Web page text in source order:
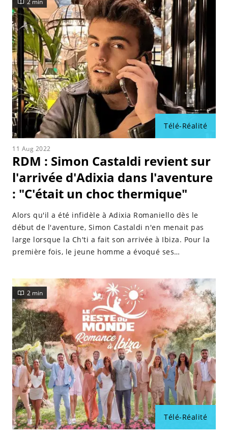
Télé-Réalité
11 Aug 2022
RDM : Simon Castaldi revient sur
l'arrivée d'Adixia dans l'aventure
: "C'était un choc thermique"
Alors qu'il a été infidèle à Adixia Romaniello dès le
début de l'aventure, Simon Castaldi n'en menait pas
large lorsque la Ch'ti a fait son arrivée à Ibiza. Pour la
première fois, le jeune homme a évoqué ses
explosives.
Télé-Réalité
2 min